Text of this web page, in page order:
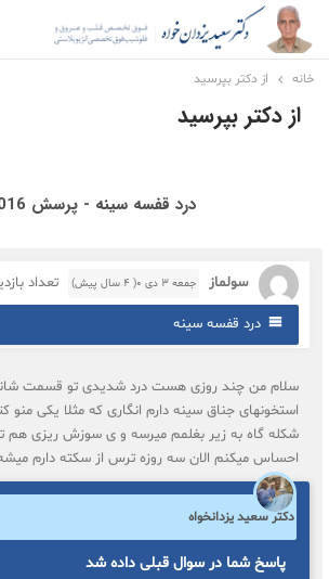
خانه از دکتر بپرسید
از دکتر بپرسید
درد قفسه سینه - پرسش 11016
سولماز جمعه ۳ دی ۰( 4 سال پیش) تعداد
درد قفسه سینه
سلام من چند روزی هست درد شدیدی تو قسمت
استخونهای جناق سینه دارم انگاری که مثلا یکی منو
شکله گاه به زیر بغلمم میرسه و ی سوزش ریزی هم
احساس میکنم الان سه روزه ترس از سکته دارم
دکتر سعید یزدانخواه
پاسخ شما در سوال قبلی داده شد